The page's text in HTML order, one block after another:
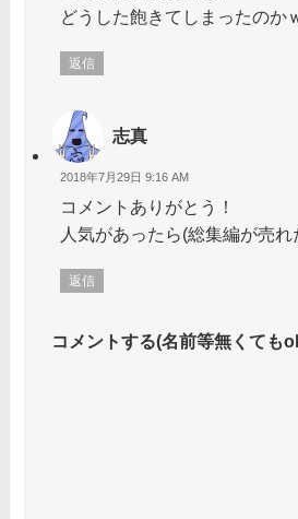
どうした飽きてしまったのか
返信
志真
2018年7月29日 9:16 AM
コメントありがとう！
人気があったら(総集編が売れ
返信
コメントする(名前等無くても